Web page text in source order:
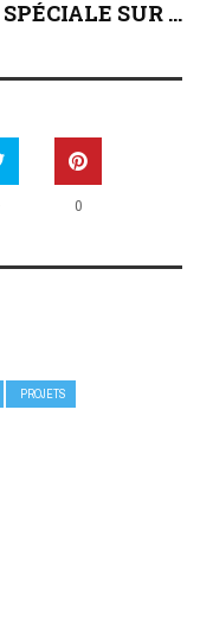
SPÉCIALE SUR ...
0
PROJETS